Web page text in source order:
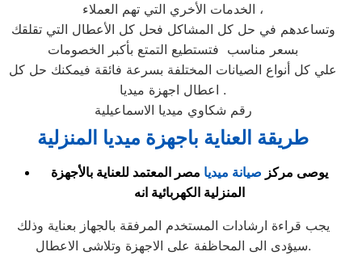
الخدمات الأخري التي تهم العملاء ،
وتساعدهم في حل كل المشاكل فحل كل الأعطال التي تقلقك
بسعر مناسب فتستطيع التمتع بأكبر الخصومات
علي كل أنواع الصيانات المختلفة بسرعة فائقة فيمكنك حل كل
اعطال اجهزة ميديا .
رقم شكاوي ميديا الاسماعيلية
طريقة العناية باجهزة ميديا المنزلية
يوصى مركز صيانة ميديا مصر المعتمد للعناية بالأجهزة
المنزلية الكهربائية انه
يجب قراءة ارشادات المستخدم المرفقة بالجهاز بعناية وذلك
سيؤدى الى المحاظفة على الاجهزة وتلاشى الاعطال.